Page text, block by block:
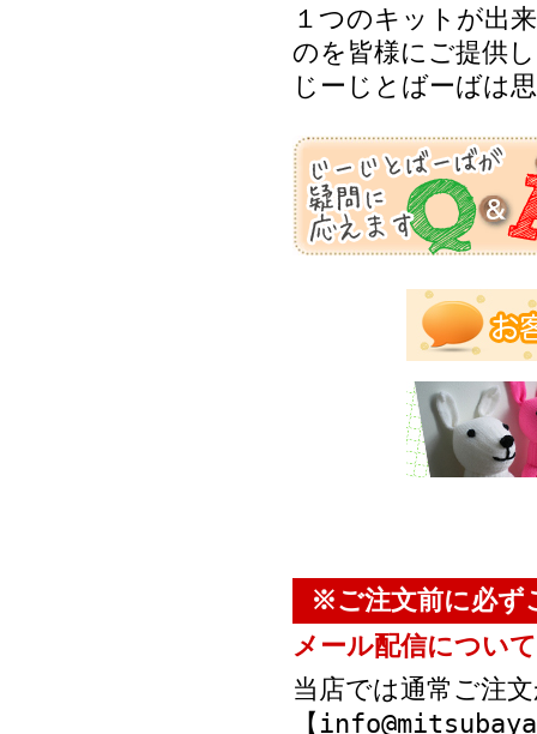
１つのキットが出
のを皆様にご提供
じーじとばーばは
※ご注文前に必ず
メール配信につい
当店では通常ご注
【